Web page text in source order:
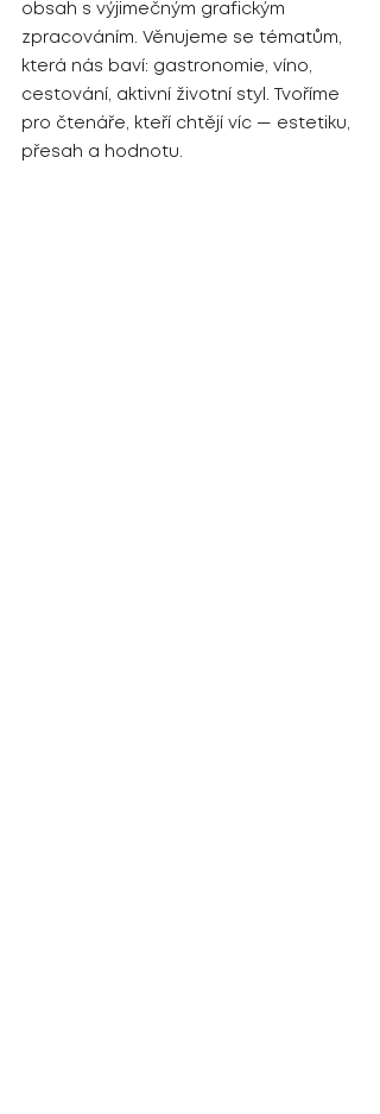
obsah s výjimečným grafickým
zpracováním. Věnujeme se tématům,
která nás baví: gastronomie, víno,
cestování, aktivní životní styl. Tvoříme
pro čtenáře, kteří chtějí víc — estetiku,
přesah a hodnotu.